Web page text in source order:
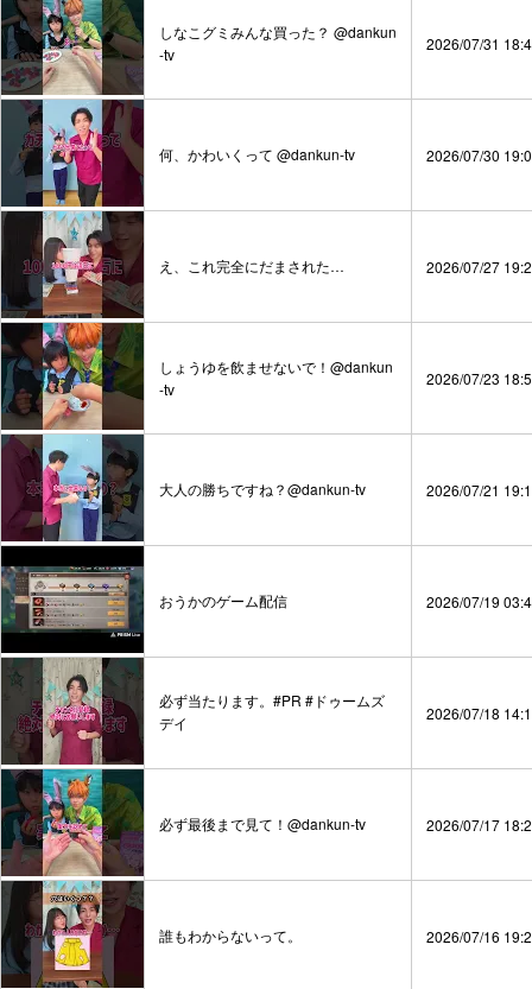
しなこグミみんな買った？ @dankun
-tv
2026/07/31
何、かわいくって @dankun-tv 2026/07/30
え、これ完全にだまされた… 2026/07/27
しょうゆを飲ませないで！@dankun
-tv
2026/07/23
大人の勝ちですね？@dankun-tv 2026/07/21
おうかのゲーム配信 2026/07/19
必ず当たります。#PR #ドゥームズ
デイ
2026/07/18
必ず最後まで見て！@dankun-tv 2026/07/17
誰もわからないって。 2026/07/16